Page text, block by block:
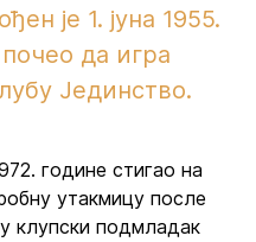
је 1. јуна 1955.
да игра
Јединство.
године стигао на
утакмицу после
клупски подмладак